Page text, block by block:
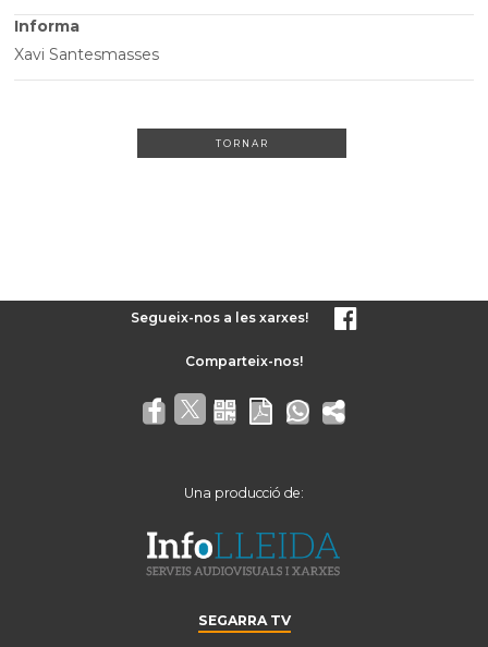
Informa
Xavi Santesmasses
TORNAR
Segueix-nos a les xarxes!
Una producció de:
SEGARRA TV